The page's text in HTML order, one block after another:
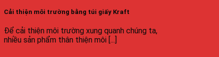
Cải thiện môi trường bằng túi giấy Kraft
Để cải thiện môi trường xung quanh chúng ta,
nhiều sản phẩm thân thiện môi [...]